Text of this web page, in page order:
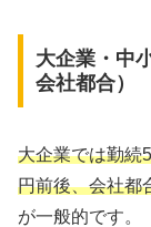
大企業・中
会社都合）
大企業では勤続
円前後、会社都
が一般的です。